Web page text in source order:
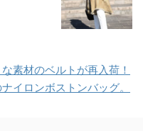
素材のベルトが再入荷！
イロンボストンバッグ。